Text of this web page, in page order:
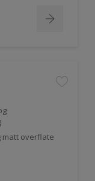
matt overflate